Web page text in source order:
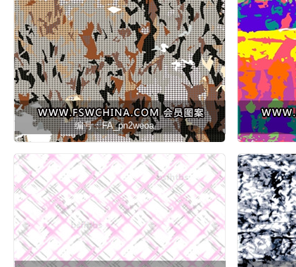
编号：FA_pn2weoa